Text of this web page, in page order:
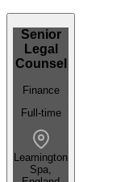
Senior
Legal
Counsel
Finance
Full-time
Leamington
Spa,